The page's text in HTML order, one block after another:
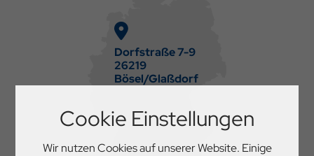
Cookie Einstellungen
Wir nutzen Cookies auf unserer Website. Einige
Dorfstraße 7-9
26219
Bösel/Glaßdorf